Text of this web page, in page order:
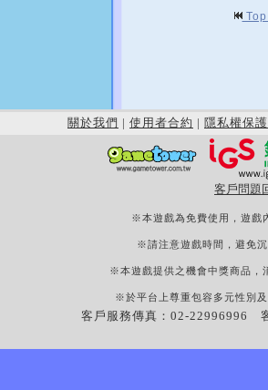
關於我們 | 使用者合約 | 隱私權保護
客戶問題
※本遊戲為免費使用，遊戲
※請注意遊戲時間，避免
※本遊戲提供之機會中獎商品，
※於平台上尊重包容多元性別
客戶服務傳真：02-22996996